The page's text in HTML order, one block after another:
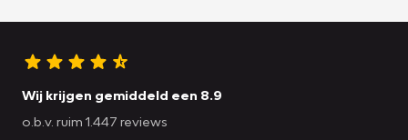
Wij krijgen gemiddeld een 8.9
o.b.v. ruim 1.447 reviews